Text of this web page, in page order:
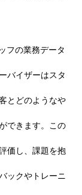
フの業務データ
バイザーはスタ
とどのようなや
できます。この
価し、課題を抱
ックやトレーニ